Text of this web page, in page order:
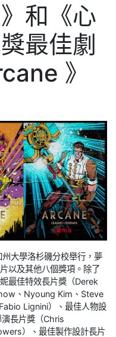
和《心
最佳劇
》
大學洛杉磯分校舉行，夢
以及其他八個獎項。除了
最佳特效長片獎（Derek
、Nyoung Kim、Steve
Lignini）、最佳人物設
長片獎（Chris
）、最佳製作設計長片